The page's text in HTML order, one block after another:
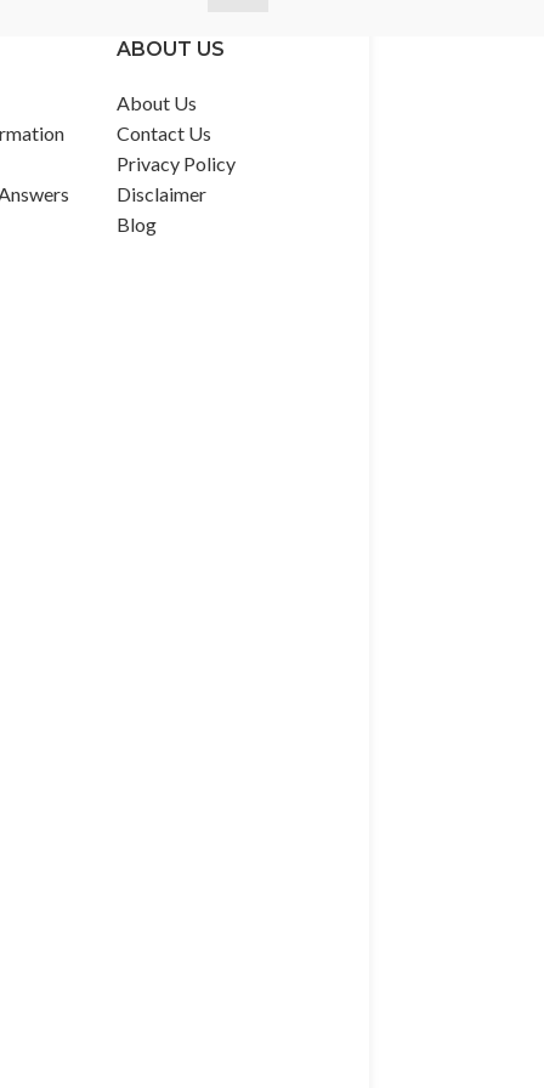
ABOUT US
About Us
Contact Us
Privacy Policy
Disclaimer
Blog